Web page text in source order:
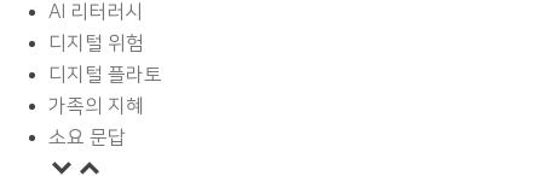
AI 리터러시
디지털 위험
디지털 플라토
가족의 지혜
소요 문답